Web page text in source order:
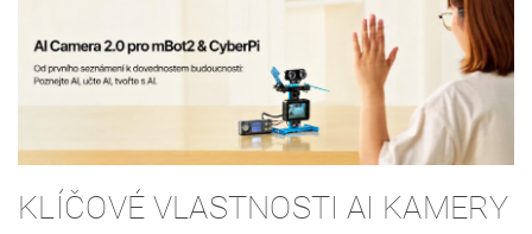
KLÍČOVÉ VLASTNOSTI AI KAMERY